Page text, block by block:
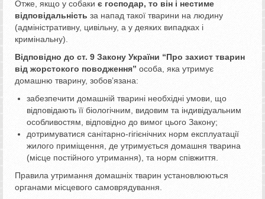
Отже, якщо у собаки є господар, то він і нестиме
відповідальність за напад такої тварини на людину
(адміністративну, цивільну, а у деяких випадках і
кримінальну).
Відповідно до ст. 9 Закону України “Про захист тварин
від жорстокого поводження” особа, яка утримує
домашню тварину, зобов’язана:
забезпечити домашній тварині необхідні умови, що
відповідають її біологічним, видовим та індивідуальним
особливостям, відповідно до вимог цього Закону;
дотримуватися санітарно-гігієнічних норм експлуатації
жилого приміщення, де утримується домашня тварина
(місце постійного утримання), та норм співжиття.
Правила утримання домашніх тварин установлюються
органами місцевого самоврядування.